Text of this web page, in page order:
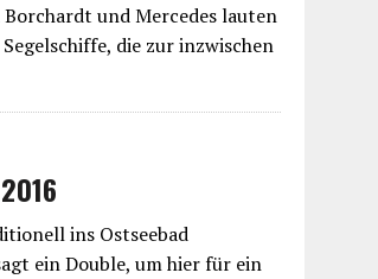
und Mercedes lauten
die zur inzwischen
ins Ostseebad
ein Double, um hier für ein